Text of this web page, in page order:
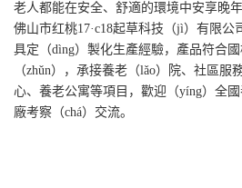
老人都能在安全、舒適的環境中安享晚年
佛山市红桃17·c18起草科技（jì）有限公
具定（dìng）製化生產經驗，產品符合
（zhǔn），承接養老（lǎo）院、社區服
心、養老公寓等項目，歡迎（yíng）全
廠考察（chá）交流。